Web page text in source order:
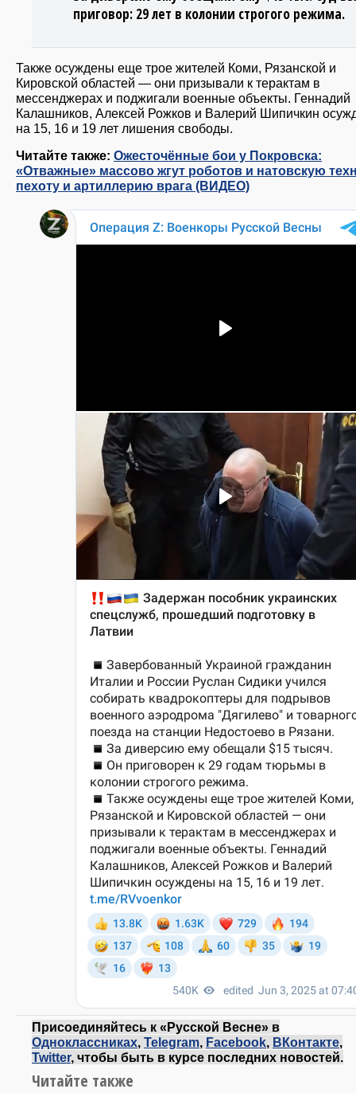
приговор: 29 лет в колонии строгого режима.
Также осуждены еще трое жителей Коми, Рязанской и
Кировской областей — они призывали к терактам в
мессенджерах и поджигали военные объекты. Геннадий
Калашников, Алексей Рожков и Валерий Шипичкин
на 15, 16 и 19 лет лишения свободы.
Читайте также: Ожесточённые бои у Покровска:
«Отважные» массово жгут роботов и натовскую
пехоту и артиллерию врага (ВИДЕО)
Присоединяйтесь к «Русской Весне» в
Одноклассниках, Telegram, Facebook, ВКонтакте,
Twitter, чтобы быть в курсе последних новостей.
Читайте также